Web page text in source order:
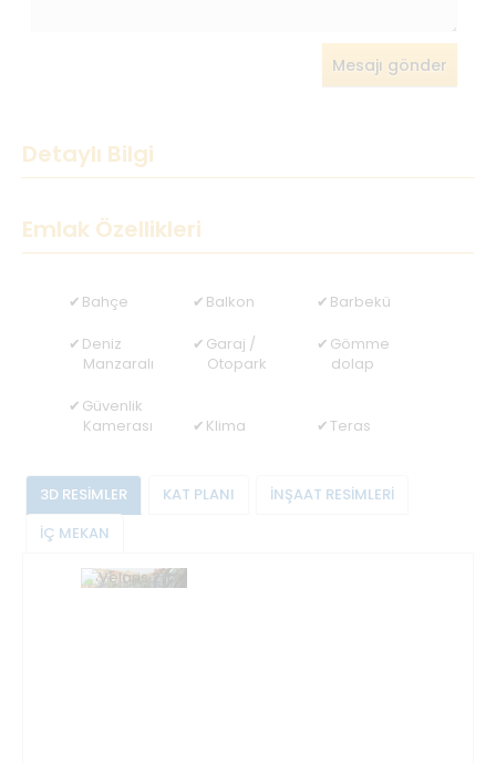
Mesajı gönder
Detaylı Bilgi
Emlak Özellikleri
Bahçe Balkon
Barbekü
Deniz
Manzaralı
Garaj /
Otopark
Gömme
dolap
Güvenlik
Kamerası
Klima Teras
3D RESİMLER KAT PLANI
İNŞAAT RESİMLERİ
İÇ MEKAN